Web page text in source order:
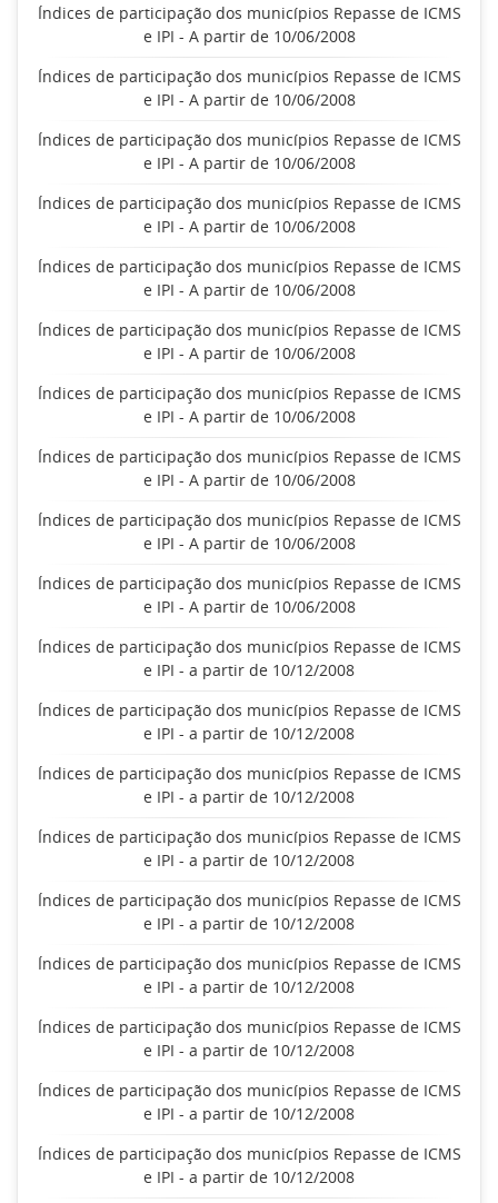
Índices de participação dos municípios Repasse de ICMS
e IPI - A partir de 10/06/2008
Índices de participação dos municípios Repasse de ICMS
e IPI - A partir de 10/06/2008
Índices de participação dos municípios Repasse de ICMS
e IPI - A partir de 10/06/2008
Índices de participação dos municípios Repasse de ICMS
e IPI - A partir de 10/06/2008
Índices de participação dos municípios Repasse de ICMS
e IPI - A partir de 10/06/2008
Índices de participação dos municípios Repasse de ICMS
e IPI - A partir de 10/06/2008
Índices de participação dos municípios Repasse de ICMS
e IPI - A partir de 10/06/2008
Índices de participação dos municípios Repasse de ICMS
e IPI - A partir de 10/06/2008
Índices de participação dos municípios Repasse de ICMS
e IPI - A partir de 10/06/2008
Índices de participação dos municípios Repasse de ICMS
e IPI - A partir de 10/06/2008
Índices de participação dos municípios Repasse de ICMS
e IPI - a partir de 10/12/2008
Índices de participação dos municípios Repasse de ICMS
e IPI - a partir de 10/12/2008
Índices de participação dos municípios Repasse de ICMS
e IPI - a partir de 10/12/2008
Índices de participação dos municípios Repasse de ICMS
e IPI - a partir de 10/12/2008
Índices de participação dos municípios Repasse de ICMS
e IPI - a partir de 10/12/2008
Índices de participação dos municípios Repasse de ICMS
e IPI - a partir de 10/12/2008
Índices de participação dos municípios Repasse de ICMS
e IPI - a partir de 10/12/2008
Índices de participação dos municípios Repasse de ICMS
e IPI - a partir de 10/12/2008
Índices de participação dos municípios Repasse de ICMS
e IPI - a partir de 10/12/2008